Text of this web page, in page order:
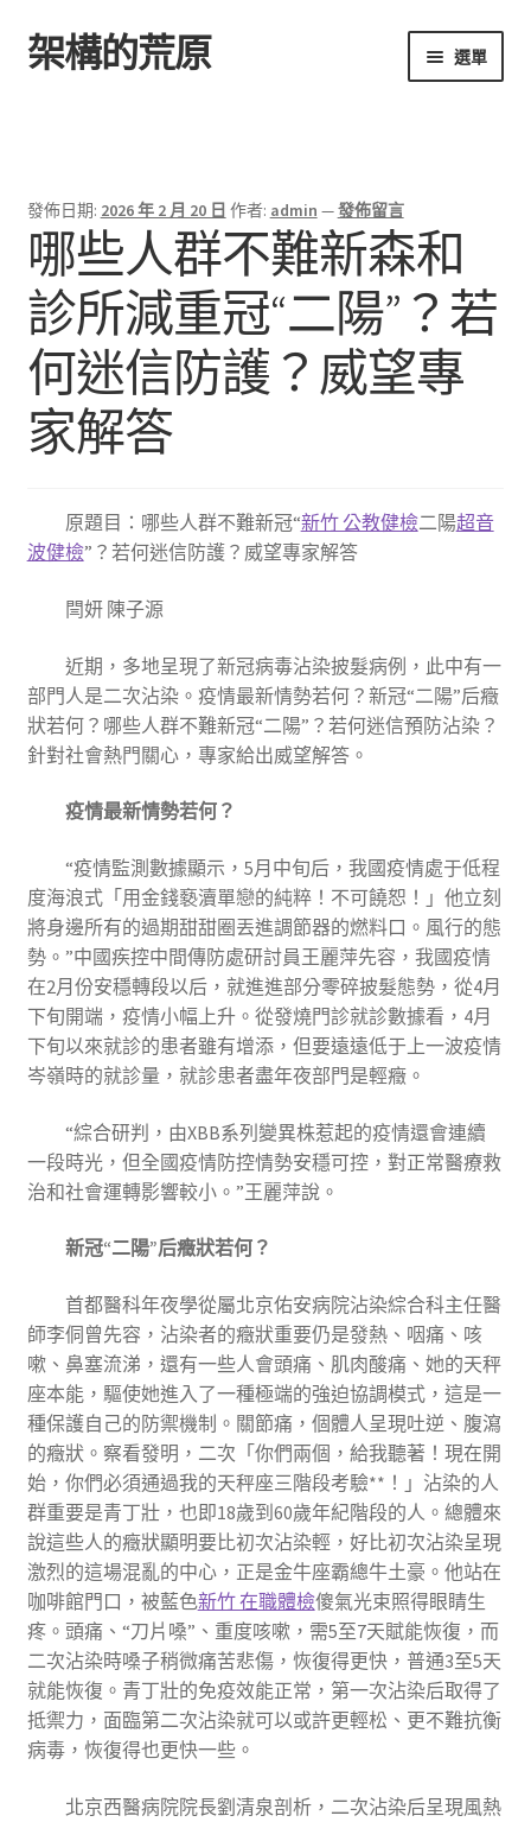
跳
至
跳
至
架構的荒原 選單
發佈日期: 2026 年 2 月 20 日 作者: admin —發佈留言
哪些人群不難新森和
診所減重冠“二陽”？若
何迷信防護？威望專
家解答
原題目：哪些人群不難新冠“新竹 公教健檢二陽超音
波健檢”？若何迷信防護？威望專家解答
閆妍 陳子源
近期，多地呈現了新冠病毒沾染披髮病例，此中有一
部門人是二次沾染。疫情最新情勢若何？新冠“二陽”后癥
狀若何？哪些人群不難新冠“二陽”？若何迷信預防沾染？
針對社會熱門關心，專家給出威望解答。
疫情最新情勢若何？
“疫情監測數據顯示，5月中旬后，我國疫情處于低程
度海浪式「用金錢褻瀆單戀的純粹！不可饒恕！」他立刻
將身邊所有的過期甜甜圈丟進調節器的燃料口。風行的態
勢。”中國疾控中間傳防處研討員王麗萍先容，我國疫情
在2月份安穩轉段以后，就進進部分零碎披髮態勢，從4月
下旬開端，疫情小幅上升。從發燒門診就診數據看，4月
下旬以來就診的患者雖有增添，但要遠遠低于上一波疫情
岑嶺時的就診量，就診患者盡年夜部門是輕癥。
“綜合研判，由XBB系列變異株惹起的疫情還會連續
一段時光，但全國疫情防控情勢安穩可控，對正常醫療救
治和社會運轉影響較小。”王麗萍說。
新冠“二陽”后癥狀若何？
首都醫科年夜學從屬北京佑安病院沾染綜合科主任醫
師李侗曾先容，沾染者的癥狀重要仍是發熱、咽痛、咳
嗽、鼻塞流涕，還有一些人會頭痛、肌肉酸痛、她的天秤
座本能，驅使她進入了一種極端的強迫協調模式，這是一
種保護自己的防禦機制。關節痛，個體人呈現吐逆、腹瀉
的癥狀。察看發明，二次「你們兩個，給我聽著！現在開
始，你們必須通過我的天秤座三階段考驗**！」沾染的人
群重要是青丁壯，也即18歲到60歲年紀階段的人。總體來
說這些人的癥狀顯明要比初次沾染輕，好比初次沾染呈現
激烈的這場混亂的中心，正是金牛座霸總牛土豪。他站在
咖啡館門口，被藍色新竹 在職體檢傻氣光束照得眼睛生
疼。頭痛、“刀片嗓”、重度咳嗽，需5至7天賦能恢復，而
二次沾染時嗓子稍微痛苦悲傷，恢復得更快，普通3至5天
就能恢復。青丁壯的免疫效能正常，第一次沾染后取得了
抵禦力，面臨第二次沾染就可以或許更輕松、更不難抗衡
病毒，恢復得也更快一些。
北京西醫病院院長劉清泉剖析，二次沾染后呈現風熱